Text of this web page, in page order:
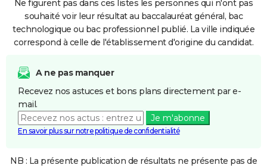
Ne figurent pas dans ces listes les personnes qui n'ont pas
souhaité voir leur résultat au baccalauréat général, bac
technologique ou bac professionnel publié. La ville indiquée
correspond à celle de l'établissement d'origine du candidat.
A ne pas manquer
Recevez nos astuces et bons plans directement par e-
mail.
Je m'abonne
En savoir plus sur notre politique de confidentialité
NB : La présente publication de résultats ne présente pas de